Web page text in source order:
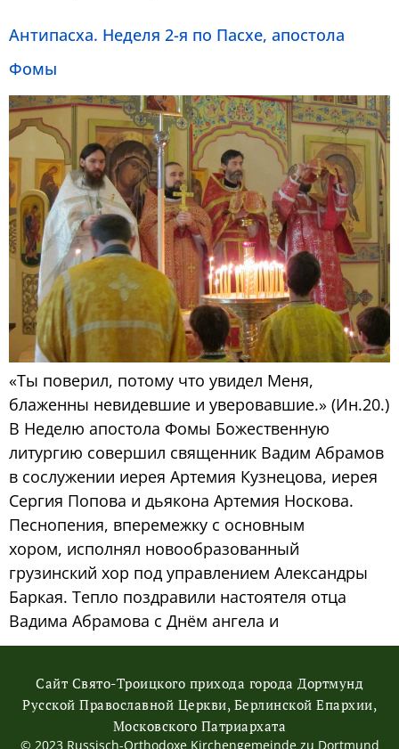
Антипасха. Неделя 2-я по Пасхе, апостола
Фомы
«Ты поверил, потому что увидел Меня,
блаженны невидевшие и уверовавшие.» (Ин.20.)
В Неделю апостола Фомы Божественную
литургию совершил священник Вадим Абрамов
в сослужении иерея Артемия Кузнецова, иерея
Сергия Попова и дьякона Артемия Носкова.
Песнопения, вперемежку с основным
хором, исполнял новообразованный
грузинский хор под управлением Александры
Баркая. Тепло поздравили настоятеля отца
Вадима Абрамова с Днём ангела и
Сайт Свято-Троицкого прихода города Дортмунд
Русской Православной Церкви, Берлинской Епархии,
Московского Патриархата
© 2023 Russisch-Orthodoxe Kirchengemeinde zu Dortmund